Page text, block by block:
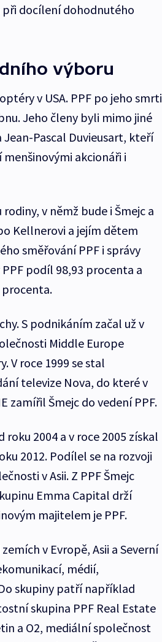
při docílení dohodnutého
výboru
v USA. PPF po jeho smrti
Jeho členy byli mimo jiné
Pascal Duvieusart, kteří
akcionáři i
v němž bude i Šmejc a
Kellnerovi a jejím dětem
směřování PPF i správy
podíl 98,93 procenta a
procenta.
S podnikáním začal už v
Middle Europe
V roce 1999 se stal
televize Nova, do které v
zamířil Šmejc do vedení PPF.
2004 a v roce 2005 získal
2012. Podílel se na rozvoji
v Asii. Z PPF Šmejc
Emma Capital drží
majitelem je PPF.
v Evropě, Asii a Severní
médií,
skupiny patří například
skupina PPF Real Estate
a O2, mediální společnost